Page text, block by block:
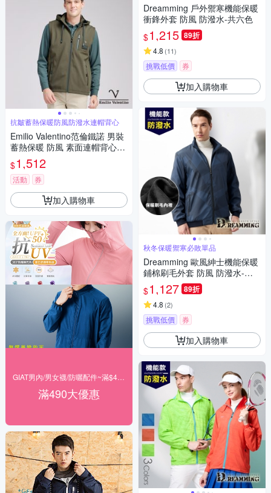
抗皺蓄熱保暖防風防潑水連帽背心
Emilio Valentino范倫鐵諾 男裝
蓄熱保暖 防風 素面連帽背心_
綠(15-5P9972)
$1,512
活動 券
加入購物車
滿490大優惠
Dreamming 戶外禦寒機能保暖
衝鋒外套 防風 防潑水-共六色
$1,215 89折
4.8 (11)
挑戰低價 券
加入購物車
秋冬保暖禦寒必敗單品
Dreamming 歐風紳士機能保暖
鋪棉刷毛外套 防風 防潑水-共
三色
$1,127 89折
4.8 (2)
挑戰低價 券
加入購物車